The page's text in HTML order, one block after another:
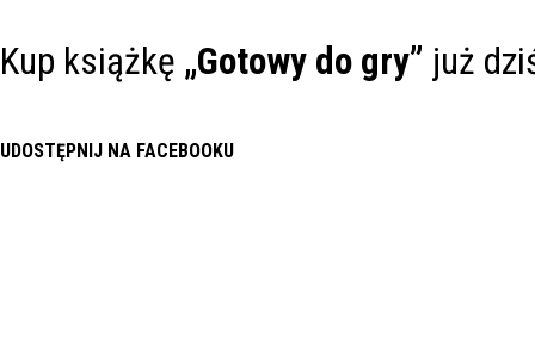
Kup książkę „Gotowy do gry” już
UDOSTĘPNIJ NA FACEBOOKU